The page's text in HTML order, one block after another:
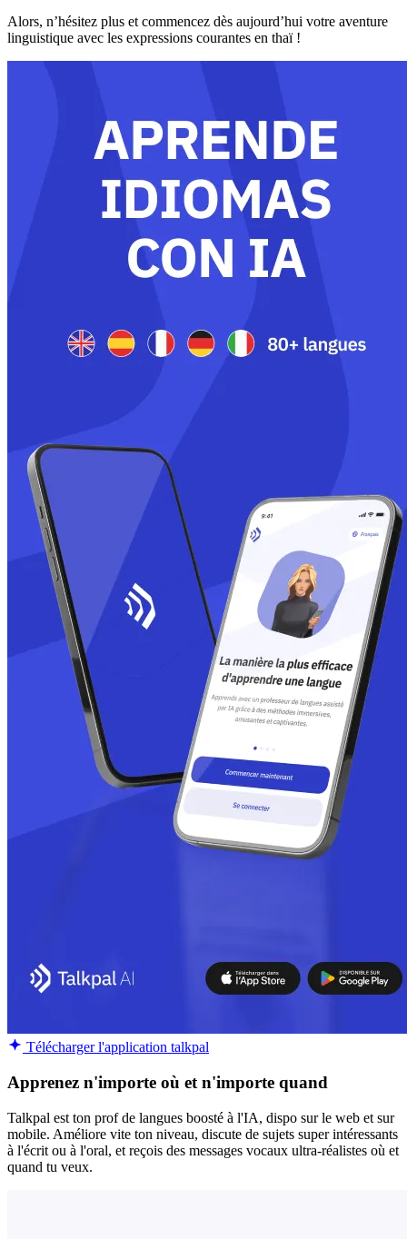
Alors, n’hésitez plus et commencez dès aujourd’hui votre aventure
linguistique avec les expressions courantes en thaï !
Télécharger l'application talkpal
Apprenez n'importe où et n'importe quand
Talkpal est ton prof de langues boosté à l'IA, dispo sur le web et sur
mobile. Améliore vite ton niveau, discute de sujets super intéressants
à l'écrit ou à l'oral, et reçois des messages vocaux ultra-réalistes où et
quand tu veux.